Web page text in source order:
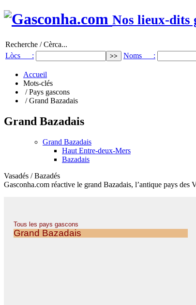
Nos lieux-dits
Recherche / Cèrca...
Lòcs :
Noms :
Accueil
Mots-clés
/ Pays gascons
/ Grand Bazadais
Grand Bazadais
Grand Bazadais
Haut Entre-deux-Mers
Bazadais
Vasadés / Bazadés
Gasconha.com réactive le grand Bazadais, l’antique pays des